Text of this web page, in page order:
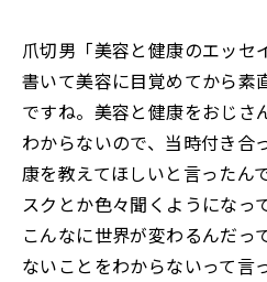
爪切男「美容と健康のエッセ
書いて美容に目覚めてから素
ですね。美容と健康をおじさ
わからないので、当時付き合
康を教えてほしいと言ったん
スクとか色々聞くようになっ
こんなに世界が変わるんだっ
ないことをわからないって言